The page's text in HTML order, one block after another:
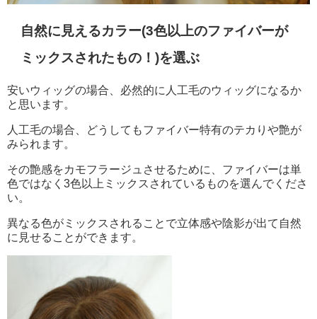
自然に見えるカラー(3色以上のファイバーが
ミックスされたもの！)を選ぶ
安いウィッグの場合、必然的に人工毛のウィッグになるか
と思います。
人工毛の場合、どうしてもファイバー特有のテカりや艶が
みられます。
その艶感をカモフラージュさせるために、ファイバーは単
色ではなく3色以上ミックスされているものを選んでくださ
い。
異なる色がミックスされることで立体感や陰影が出て自然
に見せることができます。